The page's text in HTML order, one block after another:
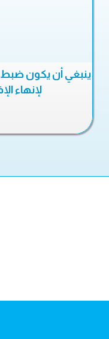
ينبغي أن يكون ضبط
لإنهاء